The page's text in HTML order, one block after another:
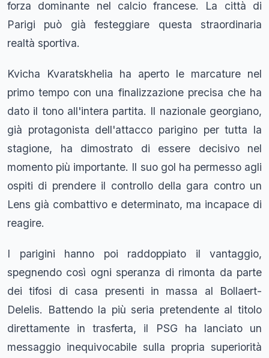
forza dominante nel calcio francese. La città di
Parigi può già festeggiare questa straordinaria
realtà sportiva.
Kvicha Kvaratskhelia ha aperto le marcature nel
primo tempo con una finalizzazione precisa che ha
dato il tono all'intera partita. Il nazionale georgiano,
già protagonista dell'attacco parigino per tutta la
stagione, ha dimostrato di essere decisivo nel
momento più importante. Il suo gol ha permesso agli
ospiti di prendere il controllo della gara contro un
Lens già combattivo e determinato, ma incapace di
reagire.
I parigini hanno poi raddoppiato il vantaggio,
spegnendo così ogni speranza di rimonta da parte
dei tifosi di casa presenti in massa al Bollaert-
Delelis. Battendo la più seria pretendente al titolo
direttamente in trasferta, il PSG ha lanciato un
messaggio inequivocabile sulla propria superiorità